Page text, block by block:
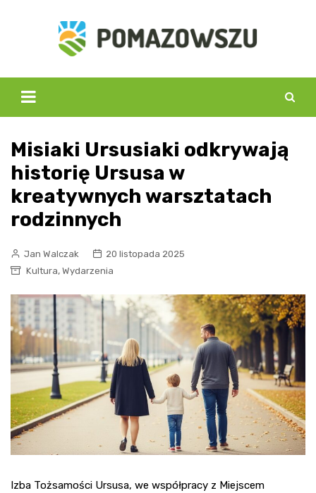
Misiaki Ursusiaki odkrywają
historię Ursusa w
kreatywnych warsztatach
rodzinnych
Jan Walczak
20 listopada 2025
Kultura, Wydarzenia
Izba Tożsamości Ursusa, we współpracy z Miejscem